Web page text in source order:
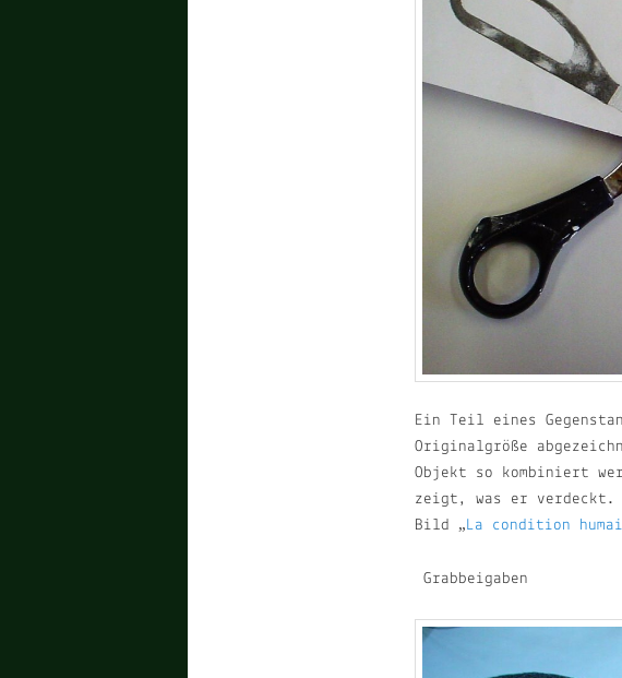
Ein Teil eines
Originalgröße
Objekt so kombiniert
zeigt, was er verdeckt.
Bild „La condition
Grabbeigaben